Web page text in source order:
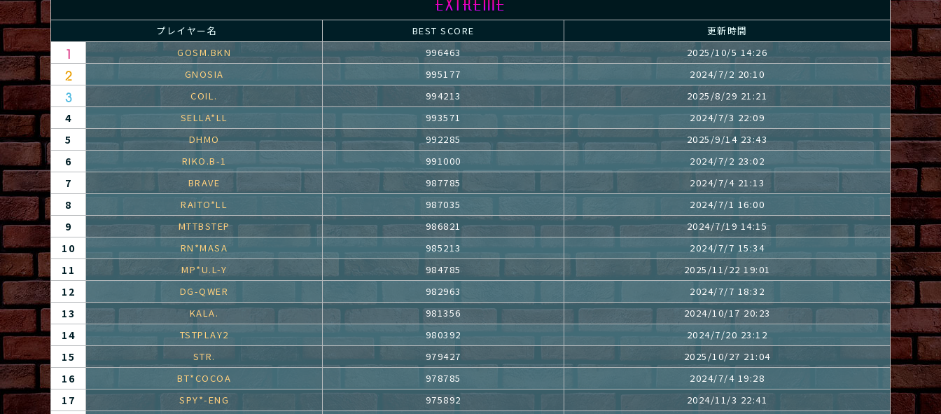
プレイヤー名 BEST SCORE
更新時間
GOSM.BKN
996463
2025/10/5 14:26
GNOSIA
995177
2024/7/2 20:10
COIL.
994213 2025/8/29 21:21
4 SELLA*LL 993571 2024/7/3 22:09
5 DHMO 992285 2025/9/14 23:43
6 RIKO.B-1 991000 2024/7/2 23:02
7 BRAVE 987785 2024/7/4 21:13
8 RAITO*LL 987035 2024/7/1 16:00
9 MTTBSTEP 986821 2024/7/19 14:15
10 RN*MASA 985213 2024/7/7 15:34
11 MP*U.L-Y 984785 2025/11/22 19:01
12 DG-QWER 982963 2024/7/7 18:32
13 KALA. 981356 2024/10/17 20:23
14 TSTPLAY2 980392 2024/7/20 23:12
15 STR. 979427 2025/10/27 21:04
16 BT*COCOA 978785 2024/7/4 19:28
17 SPY*-ENG 975892 2024/11/3 22:41